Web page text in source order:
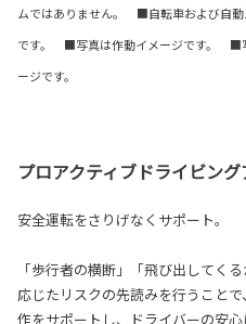
ムではありません。 ■自転車および自動
です。 ■写真は作動イメージです。 ■
ージです。
プロアクティブドライビング
安全運転をさりげなくサポート。
「歩行者の横断」「飛び出してく
応じたリスクの先読みを行うこと
作をサポートし、ドライバーの安心